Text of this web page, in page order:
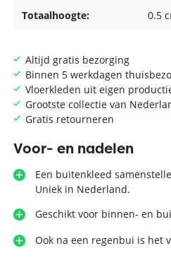
Altijd gratis bezorging
Binnen 5 werkdagen
Vloerkleden uit eigen
Grootste collectie van
Gratis retourneren
Voor- en nadelen
Een buitenkleed
Uniek in Nederland.
Geschikt voor binnen- en
Ook na een regenbui is het
Totaalhoogte: 0.5